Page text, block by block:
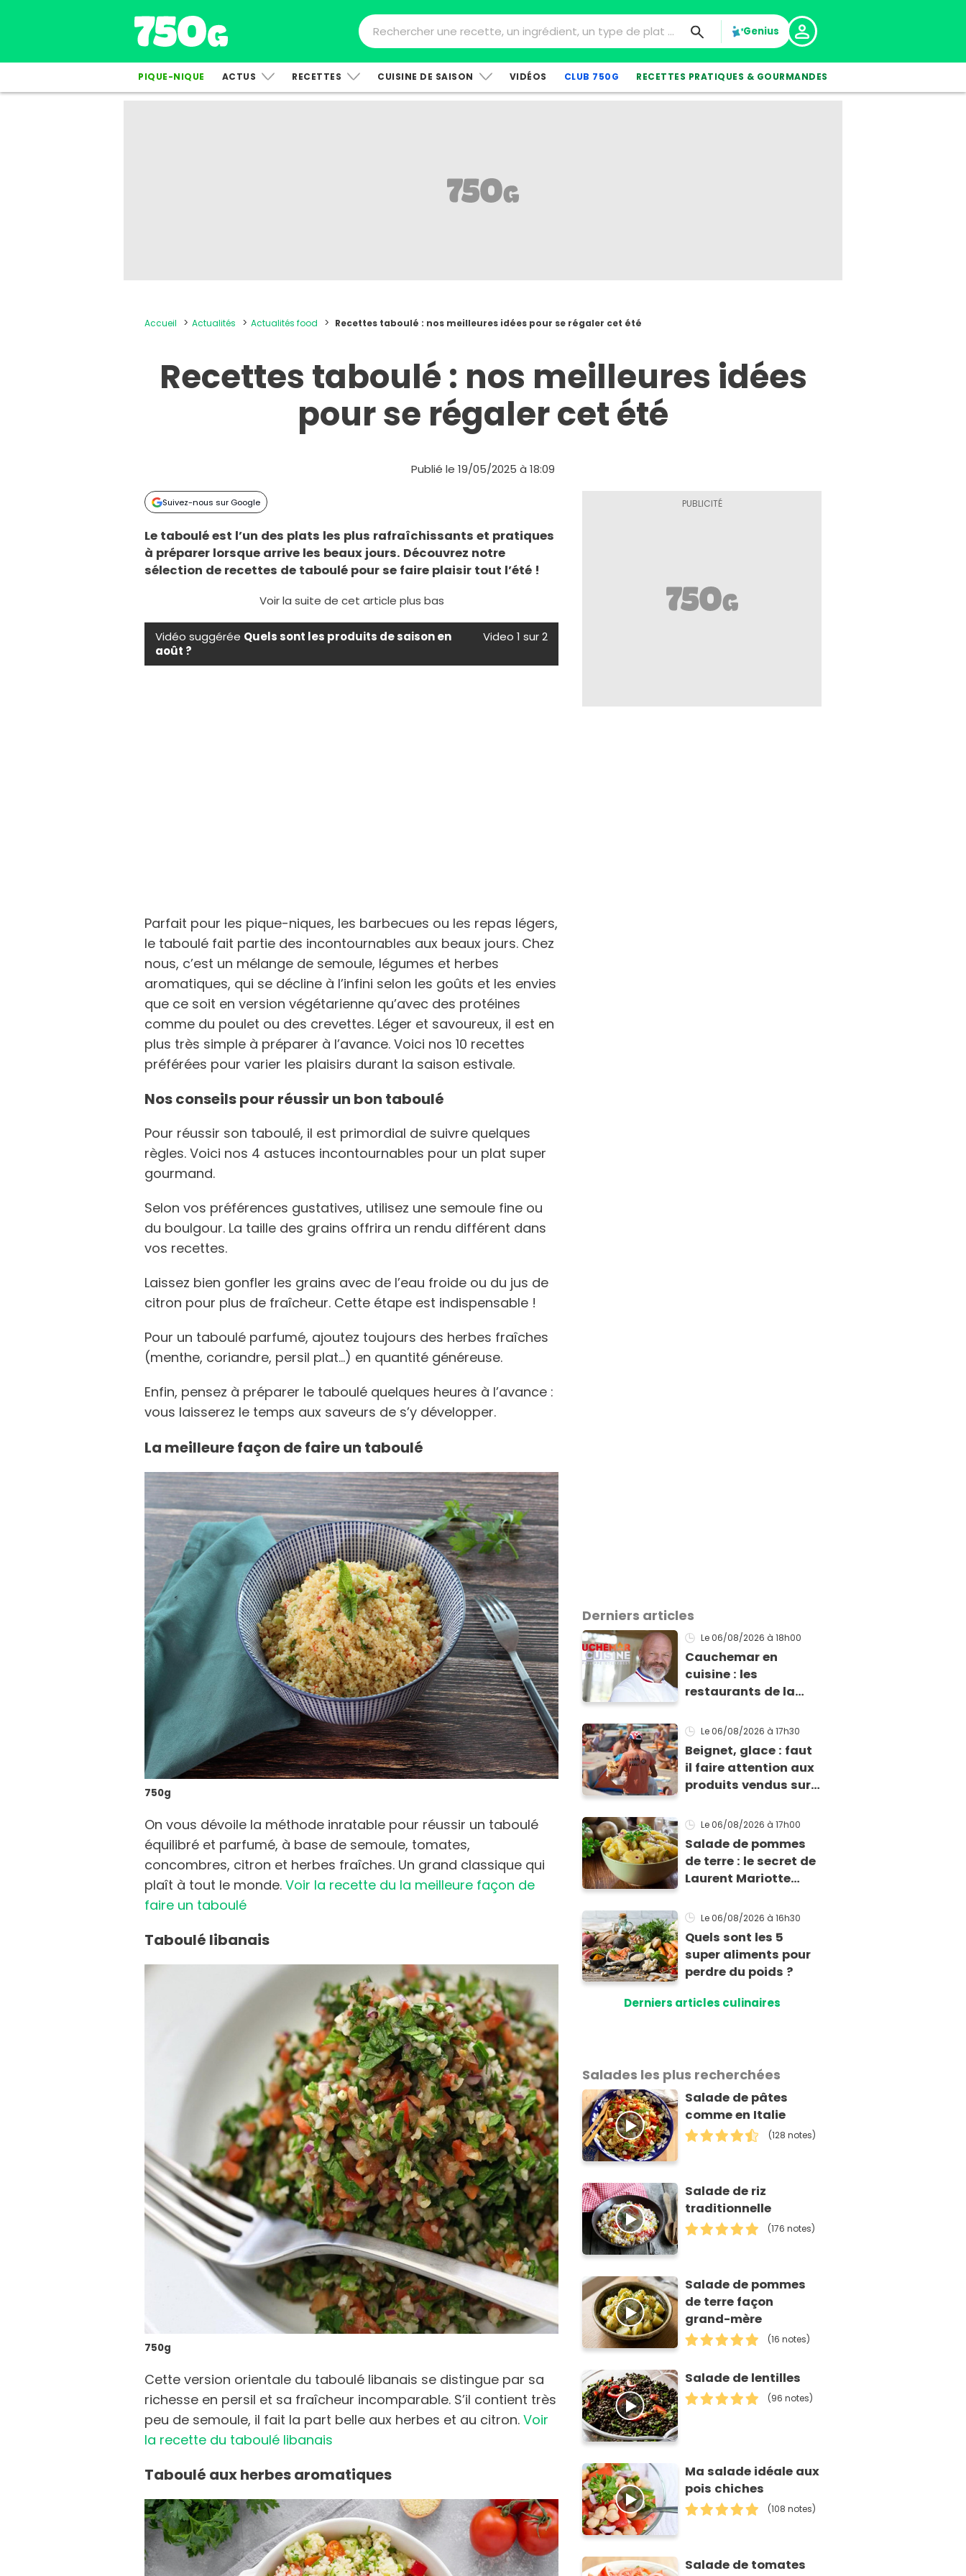
Genius
PIQUE-NIQUE ACTUS RECETTES CUISINE DE SAISON VIDÉOS CLUB 750G RECETTES PRATIQUES & GOURMANDES
Accueil Actualités Actualités food Recettes taboulé : nos meilleures idées pour se régaler cet été
Recettes taboulé : nos meilleures idées
pour se régaler cet été
Publié le 19/05/2025 à 18:09
Suivez-nous sur Google
Le taboulé est l’un des plats les plus rafraîchissants et pratiques
à préparer lorsque arrive les beaux jours. Découvrez notre
sélection de recettes de taboulé pour se faire plaisir tout l’été !
Voir la suite de cet article plus bas
Vidéo suggérée Quels sont les produits de saison en
août ?
Video 1 sur 2
Parfait pour les pique-niques, les barbecues ou les repas légers,
le taboulé fait partie des incontournables aux beaux jours. Chez
nous, c’est un mélange de semoule, légumes et herbes
aromatiques, qui se décline à l’infini selon les goûts et les envies
que ce soit en version végétarienne qu’avec des protéines
comme du poulet ou des crevettes. Léger et savoureux, il est en
plus très simple à préparer à l’avance. Voici nos 10 recettes
préférées pour varier les plaisirs durant la saison estivale.
Nos conseils pour réussir un bon taboulé
Pour réussir son taboulé, il est primordial de suivre quelques
règles. Voici nos 4 astuces incontournables pour un plat super
gourmand.
Selon vos préférences gustatives, utilisez une semoule fine ou
du boulgour. La taille des grains offrira un rendu différent dans
vos recettes.
Laissez bien gonfler les grains avec de l’eau froide ou du jus de
citron pour plus de fraîcheur. Cette étape est indispensable !
Pour un taboulé parfumé, ajoutez toujours des herbes fraîches
(menthe, coriandre, persil plat…) en quantité généreuse.
Enfin, pensez à préparer le taboulé quelques heures à l’avance :
vous laisserez le temps aux saveurs de s’y développer.
La meilleure façon de faire un taboulé
750g
On vous dévoile la méthode inratable pour réussir un taboulé
équilibré et parfumé, à base de semoule, tomates,
concombres, citron et herbes fraîches. Un grand classique qui
plaît à tout le monde.Voir la recette du la meilleure façon de
faire un taboulé
Taboulé libanais
750g
Cette version orientale du taboulé libanais se distingue par sa
richesse en persil et sa fraîcheur incomparable. S’il contient très
peu de semoule, il fait la part belle aux herbes et au citron.Voir
la recette du taboulé libanais
Taboulé aux herbes aromatiques
Derniers articles
Le 06/08/2026 à 18h00
Cauchemar en
cuisine : les
restaurants de la
saison sont-ils
encore ouverts ?
Le 06/08/2026 à 17h30
Beignet, glace : faut
il faire attention aux
produits vendus sur
Le 06/08/2026 à 17h00
Salade de pommes
de terre : le secret de
Laurent Mariotte
inimitable
Le 06/08/2026 à 16h30
Quels sont les 5
super aliments pour
perdre du poids ?
Derniers articles culinaires
Salades les plus recherchées
Salade de pâtes
comme en Italie
(128 notes)
Salade de riz
traditionnelle
(176 notes)
Salade de pommes
de terre façon
grand-mère
(16 notes)
Salade de lentilles
(96 notes)
Ma salade idéale aux
pois chiches
(108 notes)
Salade de tomates